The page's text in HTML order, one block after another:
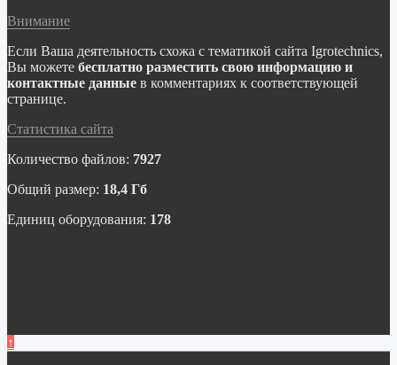
Внимание
Если Ваша деятельность схожа с тематикой сайта Igrotechnics,
Вы можете бесплатно разместить свою информацию и
контактные данные в комментариях к соответствующей
странице.
Статистика сайта
Количество файлов: 7927
Общий размер: 18,4 Гб
Единиц оборудования: 178
↑